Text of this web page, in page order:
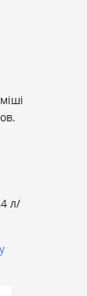
л/